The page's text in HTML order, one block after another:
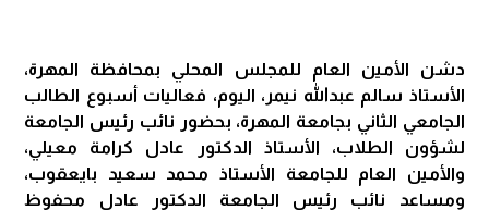
دشن الأمين العام للمجلس المحلي بمحافظة المهرة،
الأستاذ سالم عبدالله نيمر، اليوم، فعاليات أسبوع الطالب
الجامعي الثاني بجامعة المهرة، بحضور نائب رئيس الجامعة
لشؤون الطلاب، الأستاذ الدكتور عادل كرامة معيلي،
والأمين العام للجامعة الأستاذ محمد سعيد بايعقوب،
ومساعد نائب رئيس الجامعة الدكتور عادل محفوظ